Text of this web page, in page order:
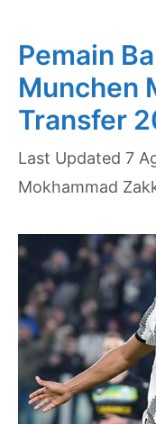
Pemain
Munchen
Transfer
7
Mokhammad